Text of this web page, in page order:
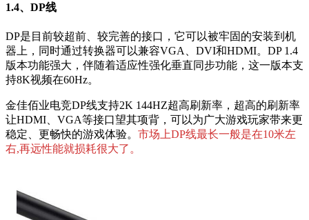
1.4、DP线
DP是目前较超前、较完善的接口，它可以被牢固的安装到机
器上，同时通过转换器可以兼容VGA、DVI和HDMI。DP 1.4
版本功能强大，伴随着适应性强化垂直同步功能，这一版本支
持8K视频在60Hz。
金佳佰业电竞DP线支持2K 144HZ超高刷新率，超高的刷新率
让HDMI、VGA等接口望其项背，可以为广大游戏玩家带来更
稳定、更畅快的游戏体验。 市场上DP线最长一般是在10米左
右,再远性能就损耗很大了。